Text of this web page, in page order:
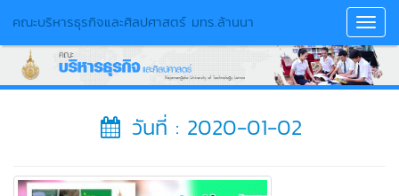
คณะบริหารธุรกิจและศิลปศาสตร์ มทร.ล้านนา
วันที่ : 2020-01-02